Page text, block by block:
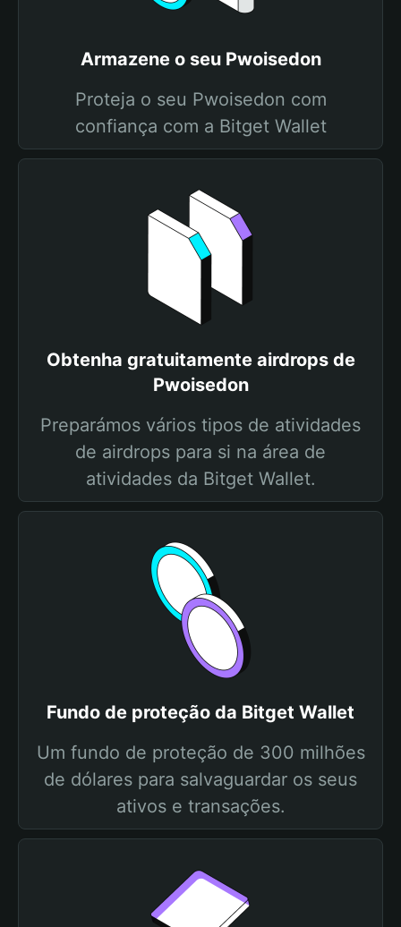
Armazene o seu Pwoisedon
Proteja o seu Pwoisedon com
confiança com a Bitget Wallet
Obtenha gratuitamente airdrops de
Pwoisedon
Preparámos vários tipos de atividades
de airdrops para si na área de
atividades da Bitget Wallet.
Fundo de proteção da Bitget Wallet
Um fundo de proteção de 300 milhões
de dólares para salvaguardar os seus
ativos e transações.